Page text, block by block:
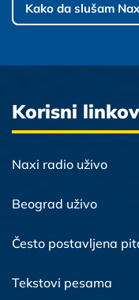
Kako da slušam
Korisni
Naxi radio uživo
Beograd uživo
Često postavljena
Tekstovi pesama